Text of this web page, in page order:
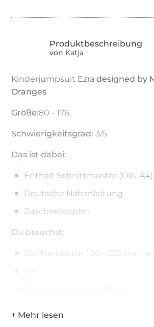
von Katja
Kinderjumpsuit Ezradesigned by
Oranges
Größe:80 - 176
Schwierigkeitsgrad: 3/5
Das ist dabei:
Enthält Schnittmuster (DIN A4)
Deutsche Nähanleitung
Zuschneideplan
Du brauchst:
Stoffverbrauch 100 - 225 cm - je